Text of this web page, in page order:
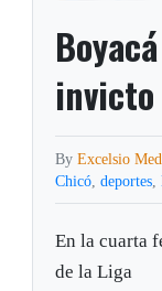
invicto
ByExcelsio
Chicó,deportes,
En la cuarta
de la Liga